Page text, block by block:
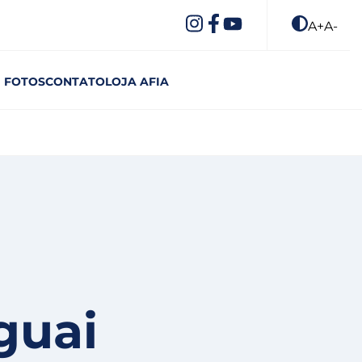
A+A-
FOTOSCONTATOLOJA AFIA